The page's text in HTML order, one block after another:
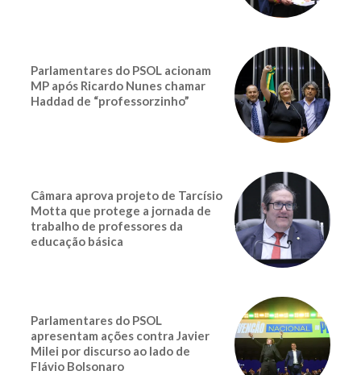
Parlamentares do PSOL acionam
MP após Ricardo Nunes chamar
Haddad de “professorzinho”
Câmara aprova projeto de Tarcísio
Motta que protege a jornada de
trabalho de professores da
educação básica
Parlamentares do PSOL
apresentam ações contra Javier
Milei por discurso ao lado de
Flávio Bolsonaro